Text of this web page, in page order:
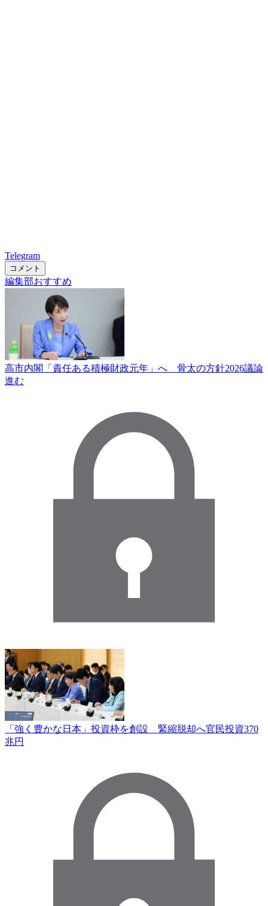
Telegram
コメント
編集部おすすめ
高市内閣「責任ある積極財政元年」へ 骨太の方針2026議論
進む
「強く豊かな日本」投資枠を創設 緊縮脱却へ官民投資370
兆円